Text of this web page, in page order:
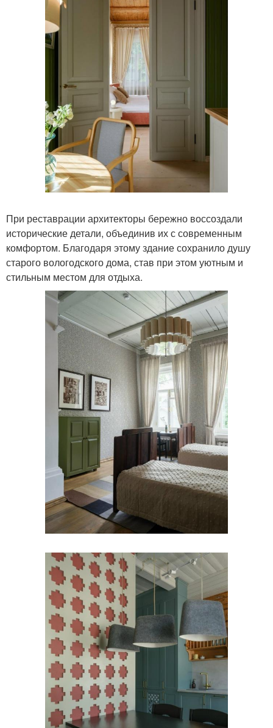
При реставрации архитекторы бережно воссоздали
исторические детали, объединив их с современным
комфортом. Благодаря этому здание сохранило душу
старого вологодского дома, став при этом уютным и
стильным местом для отдыха.